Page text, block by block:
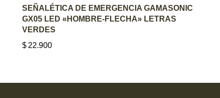
AGREGAR AL CARRITO
SEÑALÉTICA DE EMERGENCIA GAMASONIC
GX05 LED «HOMBRE-FLECHA» LETRAS
VERDES
$ 22.900